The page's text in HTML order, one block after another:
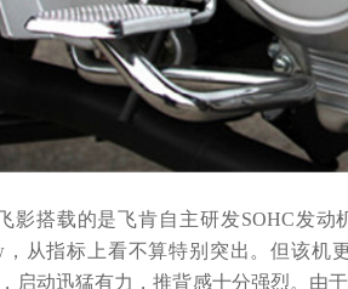
影搭载的是飞肯自主研发SOHC发动
，从指标上看不算特别突出。但该机
启动迅猛有力，推背感十分强烈。由